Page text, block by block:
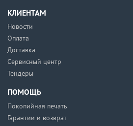
КЛИЕНТАМ
Новости
Оплата
Доставка
Сервисный центр
Тендеры
ПОМОЩЬ
Покопийная печать
Гарантии и возврат